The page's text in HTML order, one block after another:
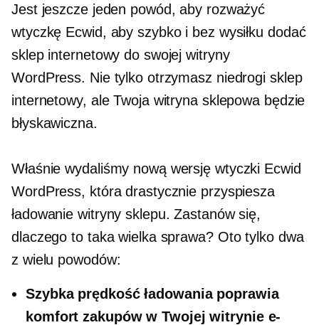
Jest jeszcze jeden powód, aby rozważyć
wtyczkę Ecwid, aby szybko i bez wysiłku dodać
sklep internetowy do swojej witryny
WordPress. Nie tylko otrzymasz niedrogi sklep
internetowy, ale Twoja witryna sklepowa będzie
błyskawiczna.
Właśnie wydaliśmy nową wersję wtyczki Ecwid
WordPress, która drastycznie przyspiesza
ładowanie witryny sklepu. Zastanów się,
dlaczego to taka wielka sprawa? Oto tylko dwa
z wielu powodów:
Szybka prędkość ładowania poprawia
komfort zakupów w Twojej witrynie e-